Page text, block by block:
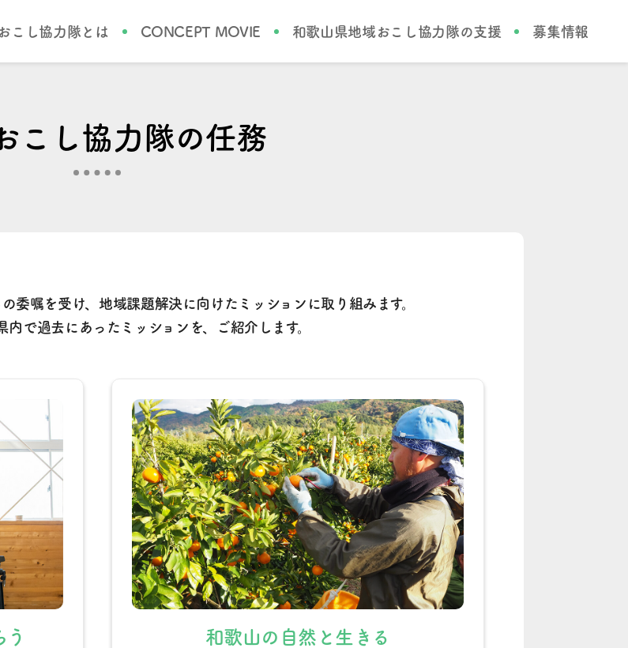
こし協力隊とは CONCEPT MOVIE 和歌山県地域おこし協力隊の支援 募集情報
こし協力隊の任務
委嘱を受け、地域課題解決に向けたミッションに取り組みます。
内で過去にあったミッションを、ご紹介します。
和歌山の自然と生きる